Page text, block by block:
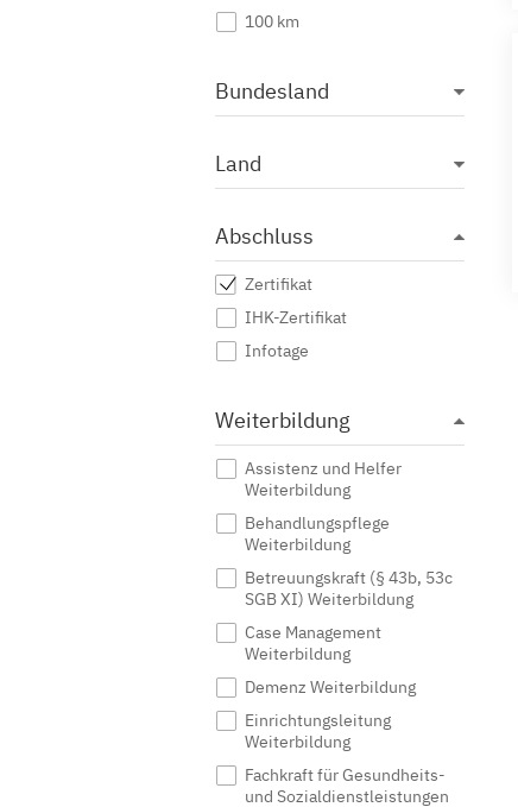
100 km
Bundesland
Land
Abschluss
Zertifikat
IHK-Zertifikat
Infotage
Weiterbildung
Assistenz und Helfer
Weiterbildung
Behandlungspflege
Weiterbildung
Betreuungskraft (§ 43b, 53c
SGB XI) Weiterbildung
Case Management
Weiterbildung
Demenz Weiterbildung
Einrichtungsleitung
Weiterbildung
Fachkraft für Gesundheits-
und Sozialdienstleistungen